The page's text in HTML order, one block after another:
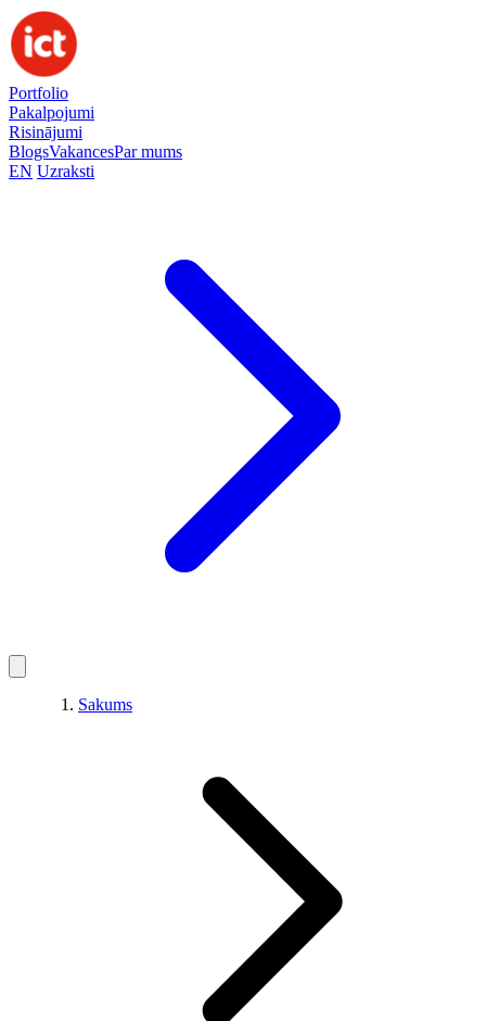
Portfolio
Pakalpojumi
Risinājumi
BlogsVakancesPar mums
EN Uzraksti
Sakums